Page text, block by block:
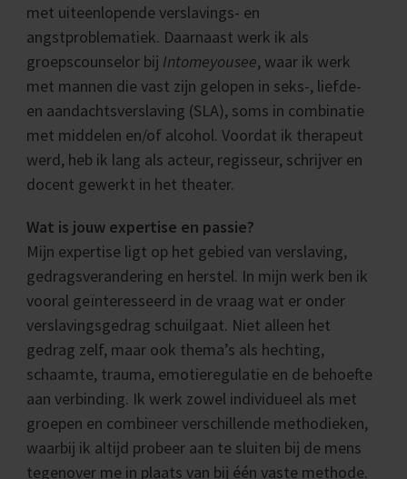
met uiteenlopende verslavings- en
angstproblematiek. Daarnaast werk ik als
groepscounselor bij Intomeyousee, waar ik werk
met mannen die vast zijn gelopen in seks-, liefde-
en aandachtsverslaving (SLA), soms in combinatie
met middelen en/of alcohol. Voordat ik therapeut
werd, heb ik lang als acteur, regisseur, schrijver en
docent gewerkt in het theater.
Wat is jouw expertise en passie?
Mijn expertise ligt op het gebied van verslaving,
gedragsverandering en herstel. In mijn werk ben ik
vooral geïnteresseerd in de vraag wat er onder
verslavingsgedrag schuilgaat. Niet alleen het
gedrag zelf, maar ook thema’s als hechting,
schaamte, trauma, emotieregulatie en de behoefte
aan verbinding. Ik werk zowel individueel als met
groepen en combineer verschillende methodieken,
waarbij ik altijd probeer aan te sluiten bij de mens
tegenover me in plaats van bij één vaste methode.